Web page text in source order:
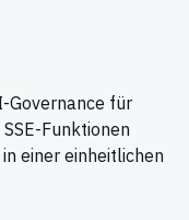
Governance für
Funktionen
einer einheitlichen